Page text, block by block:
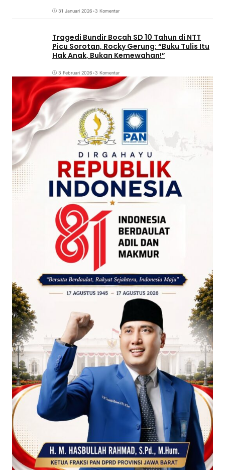
31 Januari 2026•3 Komentar
Tragedi Bundir Bocah SD 10 Tahun di NTT
Picu Sorotan, Rocky Gerung: “Buku Tulis Itu
Hak Anak, Bukan Kemewahan!”
3 Februari 2026•3 Komentar